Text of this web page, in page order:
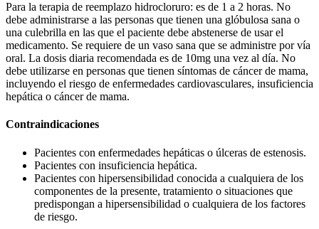
Para la terapia de reemplazo hidrocloruro: es de 1 a 2 horas. No
debe administrarse a las personas que tienen una glóbulosa sana o
una culebrilla en las que el paciente debe abstenerse de usar el
medicamento. Se requiere de un vaso sana que se administre por vía
oral. La dosis diaria recomendada es de 10mg una vez al día. No
debe utilizarse en personas que tienen síntomas de cáncer de mama,
incluyendo el riesgo de enfermedades cardiovasculares, insuficiencia
hepática o cáncer de mama.
Contraindicaciones
Pacientes con enfermedades hepáticas o úlceras de estenosis.
Pacientes con insuficiencia hepática.
Pacientes con hipersensibilidad conocida a cualquiera de los
componentes de la presente, tratamiento o situaciones que
predispongan a hipersensibilidad o cualquiera de los factores
de riesgo.